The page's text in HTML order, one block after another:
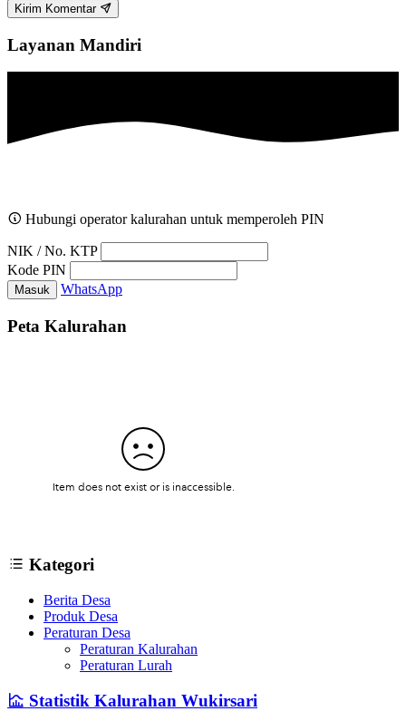
Kirim Komentar
Layanan Mandiri
Hubungi operator kalurahan untuk memperoleh PIN
NIK / No. KTP
Kode PIN
Masuk WhatsApp
Peta Kalurahan
Kategori
Berita Desa
Produk Desa
Peraturan Desa
Peraturan Kalurahan
Peraturan Lurah
Statistik Kalurahan Wukirsari